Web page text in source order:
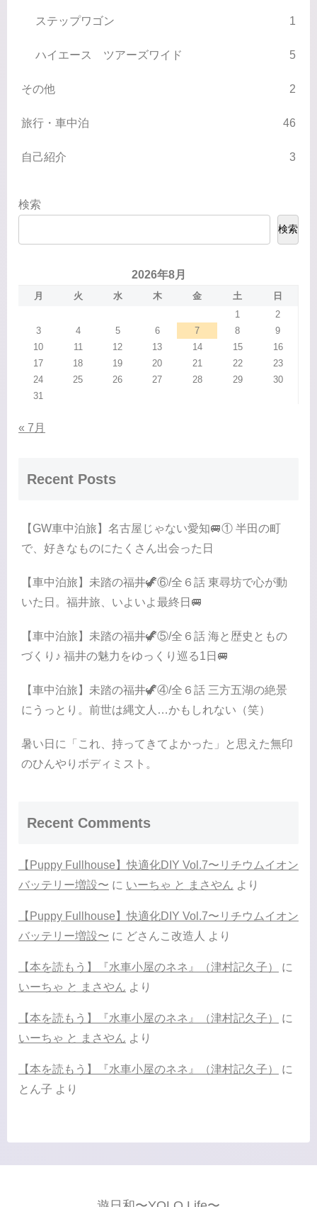
ステップワゴン 1
ハイエース ツアーズワイド 5
その他 2
旅行・車中泊 46
自己紹介 3
検索
検索
2026年8月
月 火 水 木 金 土
日
1
2
3
4 5 6 7 8
9
10
11 12 13 14 15
16
17
18 19 20 21 22
23
24
25 26 27 28 29
30
31
« 7月
Recent Posts
【GW車中泊旅】名古屋じゃない愛知🚐① 半田の町
で、好きなものにたくさん出会った日
【車中泊旅】未踏の福井🦖⑥/全６話 東尋坊で心が動
いた日。福井旅、いよいよ最終日🚐
【車中泊旅】未踏の福井🦖⑤/全６話 海と歴史ともの
づくり♪ 福井の魅力をゆっくり巡る1日🚐
【車中泊旅】未踏の福井🦖④/全６話 三方五湖の絶景
にうっとり。前世は縄文人…かもしれない（笑）
暑い日に「これ、持ってきてよかった」と思えた無印
のひんやりボディミスト。
Recent Comments
【Puppy Fullhouse】快適化DIY Vol.7〜リチウムイオン
バッテリー増設〜 に いーちゃ と まさやん より
【Puppy Fullhouse】快適化DIY Vol.7〜リチウムイオン
バッテリー増設〜 に どさんこ改造人 より
【本を読もう】『水車小屋のネネ』（津村記久子）
に
いーちゃ と まさやん より
【本を読もう】『水車小屋のネネ』（津村記久子）
に
いーちゃ と まさやん より
【本を読もう】『水車小屋のネネ』（津村記久子）
に
とん子 より